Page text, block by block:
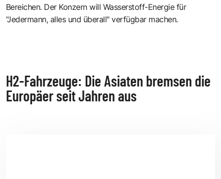
Bereichen. Der Konzern will Wasserstoff-Energie für
"Jedermann, alles und überall" verfügbar machen.
H2-Fahrzeuge: Die Asiaten bremsen die
Europäer seit Jahren aus